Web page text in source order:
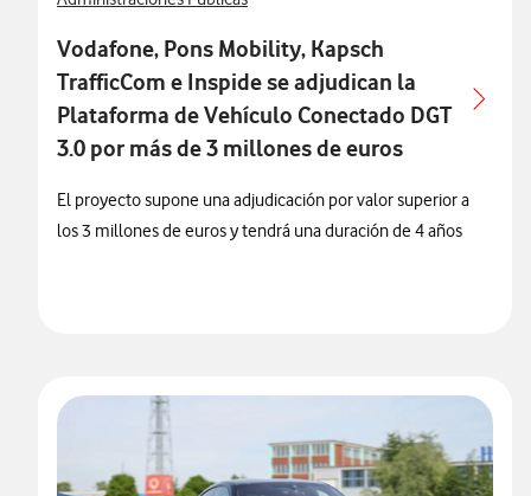
Vodafone, Pons Mobility, Kapsch
TrafficCom e Inspide se adjudican la
Plataforma de Vehículo Conectado DGT
3.0 por más de 3 millones de euros
El proyecto supone una adjudicación por valor superior a
los 3 millones de euros y tendrá una duración de 4 años